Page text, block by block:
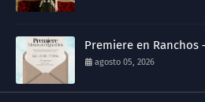
Premiere en Ranchos
agosto 05, 2026